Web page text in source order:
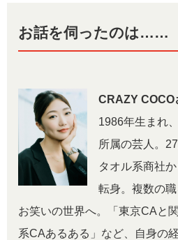
お話を伺ったのは……
CRAZY COCO
1986年生まれ
所属の芸人。
タオル系商社
転身。複数の
お笑いの世界へ。「東京CAと
系CAあるある」など、自身の